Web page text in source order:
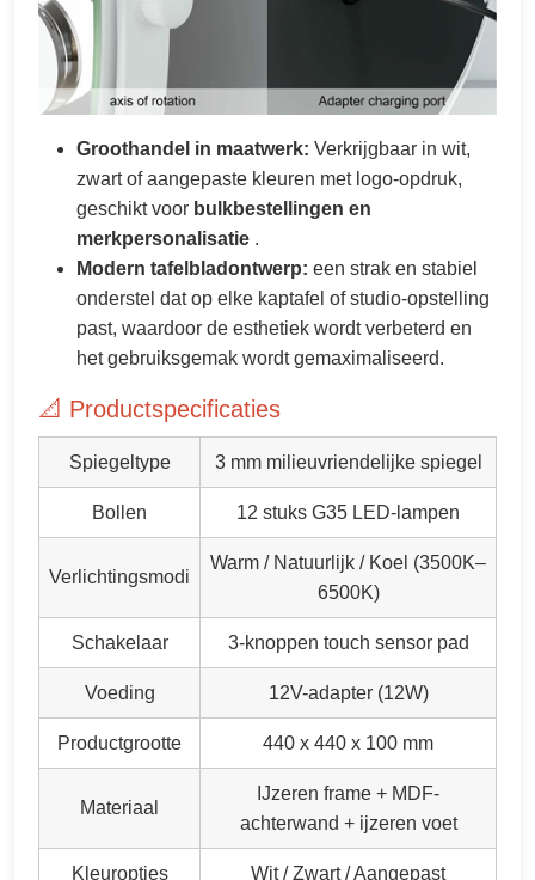
Groothandel in maatwerk: Verkrijgbaar in wit,
zwart of aangepaste kleuren met logo-opdruk,
geschikt voor bulkbestellingen en
merkpersonalisatie .
Modern tafelbladontwerp: een strak en stabiel
onderstel dat op elke kaptafel of studio-opstelling
past, waardoor de esthetiek wordt verbeterd en
het gebruiksgemak wordt gemaximaliseerd.
📐 Productspecificaties
Spiegeltype 3 mm milieuvriendelijke spiegel
Bollen 12 stuks G35 LED-lampen
Verlichtingsmodi
Warm / Natuurlijk / Koel (3500K–
6500K)
Schakelaar 3-knoppen touch sensor pad
Voeding 12V-adapter (12W)
Productgrootte 440 x 440 x 100 mm
Materiaal
IJzeren frame + MDF-
achterwand + ijzeren voet
Kleuropties Wit / Zwart / Aangepast